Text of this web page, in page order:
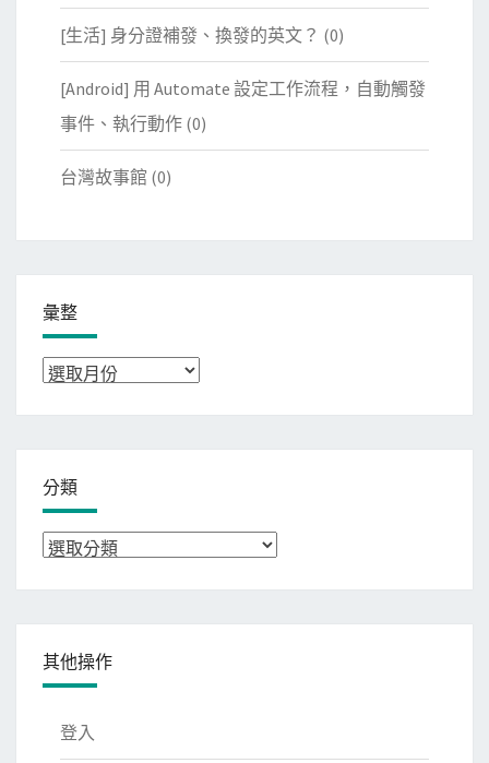
[生活] 身分證補發、換發的英文？ (0)
[Android] 用 Automate 設定工作流程，自動觸發
事件、執行動作 (0)
台灣故事館 (0)
彙整
彙
分類
分
其他操作
登入